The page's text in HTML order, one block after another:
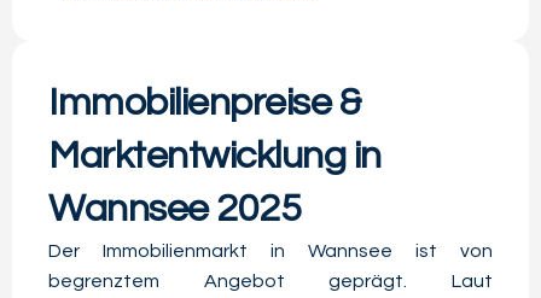
Immobilienpreise &
Marktentwicklung in
Wannsee 2025
Der Immobilienmarkt in Wannsee ist von
begrenztem Angebot geprägt. Laut